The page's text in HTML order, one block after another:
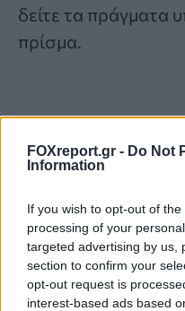
FOXreport.gr - Do Not
Information
If you wish to opt-out of
processing of your
targeted advertising by us,
section to confirm your
opt-out request is
interest-based ads based
δείτε τα πράγματα
πρίσμα.
Τελευταία